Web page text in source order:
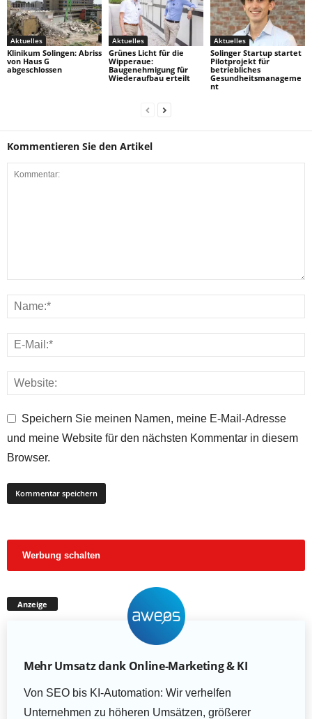
Aktuelles
Klinikum Solingen: Abriss
von Haus G
abgeschlossen
Aktuelles
Grünes Licht für die
Wipperaue:
Baugenehmigung für
Wiederaufbau erteilt
Aktuelles
Solinger Startup startet
Pilotprojekt für
betriebliches
Gesundheitsmanageme
nt
Kommentieren Sie den Artikel
Speichern Sie meinen Namen, meine E-Mail-Adresse
und meine Website für den nächsten Kommentar in diesem
Browser.
Werbung schalten
Anzeige
Mehr Umsatz dank Online-Marketing & KI
Von SEO bis KI-Automation: Wir verhelfen
Unternehmen zu höheren Umsätzen, größerer